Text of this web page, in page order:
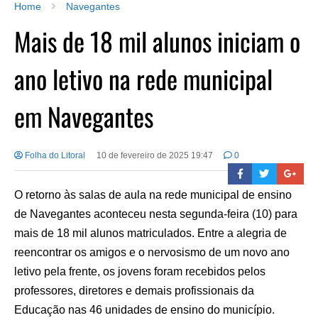
Home Navegantes
Mais de 18 mil alunos iniciam o
ano letivo na rede municipal
em Navegantes
Folha do Litoral 10 de fevereiro de 2025 19:47 0
O retorno às salas de aula na rede municipal de ensino
de Navegantes aconteceu nesta segunda-feira (10) para
mais de 18 mil alunos matriculados. Entre a alegria de
reencontrar os amigos e o nervosismo de um novo ano
letivo pela frente, os jovens foram recebidos pelos
professores, diretores e demais profissionais da
Educação nas 46 unidades de ensino do município.